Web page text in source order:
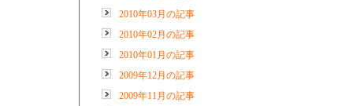
2010年03月の記事
2010年02月の記事
2010年01月の記事
2009年12月の記事
2009年11月の記事